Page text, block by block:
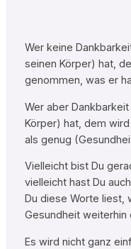
Wer keine
seinen Körper) hat,
genommen, was er
Wer aber
Körper) hat, dem
als genug
Vielleicht bist Du
vielleicht hast Du
Du diese Worte liest,
Gesundheit weiterhin
Es wird nicht ganz